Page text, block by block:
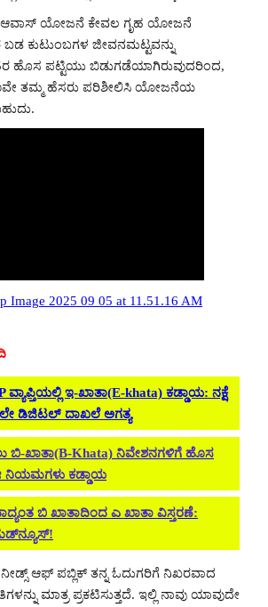
ಆವಾಸ್ ಯೋಜನೆ ಕೇವಲ ಗೃಹ ಯೋಜನೆ
ಬಡ ಕುಟುಂಬಗಳ ಜೀವನಮಟ್ಟವನ್ನು
ಹೊಸ ಪಟ್ಟಿಯು ಬಿಡುಗಡೆಯಾಗಿರುವುದರಿಂದ,
ತಮ್ಮ ಹೆಸರು ಪರಿಶೀಲಿಸಿ ಯೋಜನೆಯ
ವ್ಯಾಪ್ತಿಯಲ್ಲಿ ಇ-ಖಾತಾ(E-khata) ಕಡ್ಡಾಯ: ನಕ್ಷೆ
ಡಿಜಿಟಲ್ ದಾಖಲೆ ಅಗತ್ಯ
ಬಿ-ಖಾತಾ(B-Khata) ನಿವೇಶನಗಳಿಗೆ ಹೊಸ
ನಿಯಮಗಳು ಕಡ್ಡಾಯ
ಬಿ ಖಾತಾದಿಂದ ಎ ಖಾತಾ ವಿಸ್ತರಣೆ:
ನೀಡ್ಸ್ ಆಫ್ ಪಬ್ಲಿಕ್ ತನ್ನ ಓದುಗರಿಗೆ ನಿಖರವಾದ
ಮಾತ್ರ ಪ್ರಕಟಿಸುತ್ತದೆ. ಇಲ್ಲಿ ನಾವು ಯಾವುದೇ